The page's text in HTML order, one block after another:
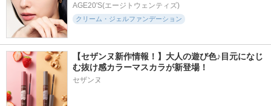
AGE20'S(エージトウェンティズ)
クリーム・ジェルファンデーション
【セザンヌ新作情報！】大人の遊び色♪目元になじ
む抜け感カラーマスカラが新登場！
セザンヌ